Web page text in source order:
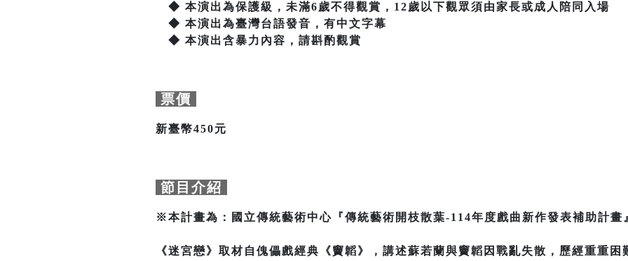
◆ 本演出為保護級，未滿6歲不得觀賞，12歲以下觀眾須由家長或成人陪同入場
◆ 本演出為臺灣台語發音，有中文字幕
◆ 本演出含暴力內容，請斟酌觀賞
票價
新臺幣450元
節目介紹
※本計畫為：國立傳統藝術中心『傳統藝術開枝散葉-114年度戲曲新作發表補助計畫
《迷宮戀》取材自傀儡戲經典《竇韜》，講述蘇若蘭與竇韜因戰亂失散，歷經重重